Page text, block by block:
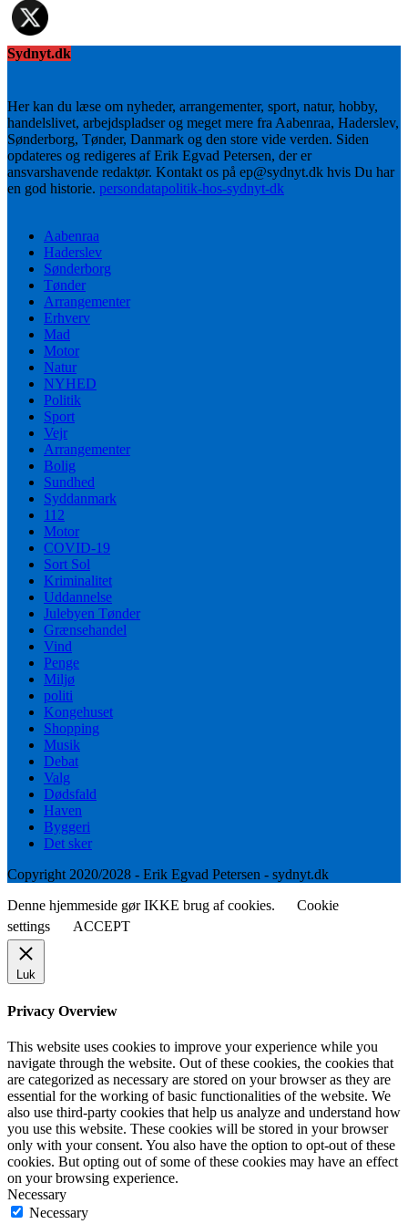
Sydnyt.dk
Her kan du læse om nyheder, arrangementer, sport, natur, hobby,
handelslivet, arbejdspladser og meget mere fra Aabenraa, Haderslev,
Sønderborg, Tønder, Danmark og den store vide verden. Siden
opdateres og redigeres af Erik Egvad Petersen, der er
ansvarshavende redaktør. Kontakt os på ep@sydnyt.dk hvis Du har
en god historie. persondatapolitik-hos-sydnyt-dk
Aabenraa
Haderslev
Sønderborg
Tønder
Arrangementer
Erhverv
Mad
Motor
Natur
NYHED
Politik
Sport
Vejr
Arrangementer
Bolig
Sundhed
Syddanmark
112
Motor
COVID-19
Sort Sol
Kriminalitet
Uddannelse
Julebyen Tønder
Grænsehandel
Vind
Penge
Miljø
politi
Kongehuset
Shopping
Musik
Debat
Valg
Dødsfald
Haven
Byggeri
Det sker
Copyright 2020/2028 - Erik Egvad Petersen - sydnyt.dk
Denne hjemmeside gør IKKE brug af cookies.
Cookie
settings
ACCEPT
Luk
Privacy Overview
This website uses cookies to improve your experience while you
navigate through the website. Out of these cookies, the cookies that
are categorized as necessary are stored on your browser as they are
essential for the working of basic functionalities of the website. We
also use third-party cookies that help us analyze and understand how
you use this website. These cookies will be stored in your browser
only with your consent. You also have the option to opt-out of these
cookies. But opting out of some of these cookies may have an effect
on your browsing experience.
Necessary
Necessary